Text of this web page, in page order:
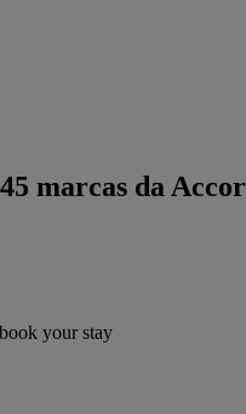
marcas da Accor
your stay